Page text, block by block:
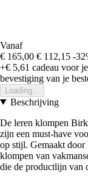
Vanaf
€ 165,00 € 112,15 -
+€ 5,61 cadeau voor
bevestiging van je
Loading...
Beschrijving
De leren klompen
zijn een must-have
op stijl. Gemaakt door
klompen van
die de productlijn van